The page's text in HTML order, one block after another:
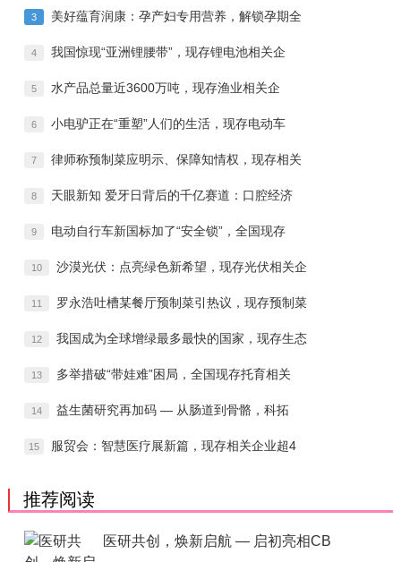
3 美好蕴育润康：孕产妇专用营养，解锁孕期全
4 我国惊现“亚洲锂腰带”，现存锂电池相关企
5 水产品总量近3600万吨，现存渔业相关企
6 小电驴正在“重塑”人们的生活，现存电动车
7 律师称预制菜应明示、保障知情权，现存相关
8 天眼新知 爱牙日背后的千亿赛道：口腔经济
9 电动自行车新国标加了“安全锁”，全国现存
10 沙漠光伏：点亮绿色新希望，现存光伏相关企
11 罗永浩吐槽某餐厅预制菜引热议，现存预制菜
12 我国成为全球增绿最多最快的国家，现存生态
13 多举措破“带娃难”困局，全国现存托育相关
14 益生菌研究再加码 — 从肠道到骨骼，科拓
15 服贸会：智慧医疗展新篇，现存相关企业超4
推荐阅读
医研共创，焕新启航 — 启初亮相CB